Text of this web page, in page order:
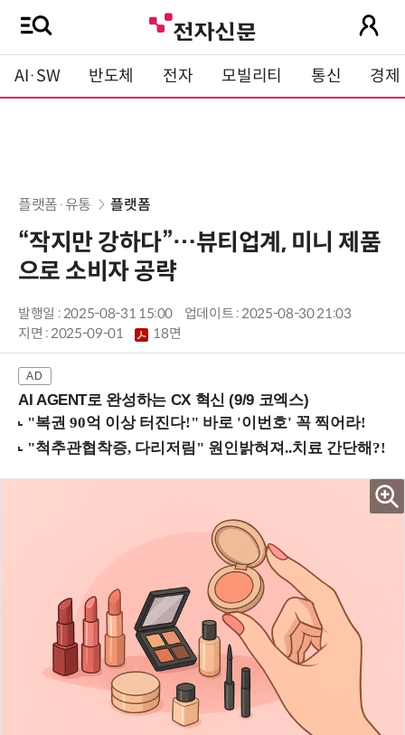
AI·SW 반도체 전자 모빌리티 통신 경제
플랫폼·유통 플랫폼
“작지만 강하다”…뷰티업계, 미니 제품
으로 소비자 공략
발행일 : 2025-08-31 15:00
업데이트 : 2025-08-30 21:03
지면 :2025-09-01 18면
AI AGENT로 완성하는 CX 혁신 (9/9 코엑스)